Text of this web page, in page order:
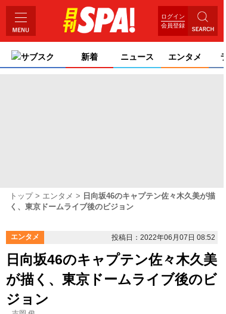
ログイン
会員登録
サブスク 新着 ニュース エンタメ
トップ エンタメ
日向坂46のキャプテン佐々木久美が描
く、東京ドームライブ後のビジョン
エンタメ 投稿日：2022年06月07日 08:52
日向坂46のキャプテン佐々木久美
が描く、東京ドームライブ後のビ
ジョン